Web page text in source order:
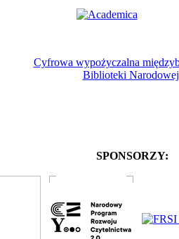
Cyfrowa wypożyczalna
Biblioteki Narodowej
SPONSORZY: